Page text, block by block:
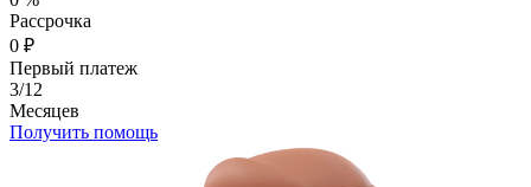
Рассрочка
0 ₽
Первый платеж
3/12
Месяцев
Получить помощь